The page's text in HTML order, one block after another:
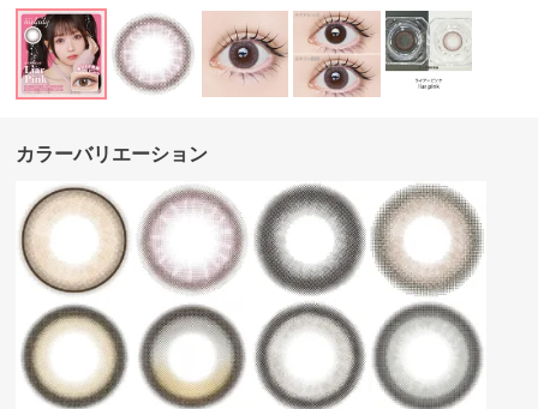
カラーバリエーション